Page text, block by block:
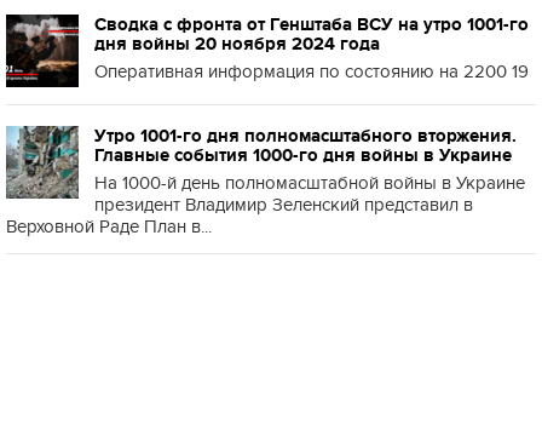
Сводка с фронта от Генштаба ВСУ на утро 1001-го
дня войны 20 ноября 2024 года
Оперативная информация по состоянию на 2200 19
Утро 1001-го дня полномасштабного вторжения.
Главные события 1000-го дня войны в Украине
На 1000-й день полномасштабной войны в Украине
президент Владимир Зеленский представил в
Верховной Раде План в...